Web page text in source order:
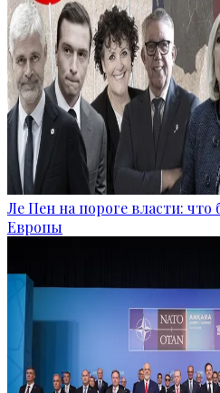
Ле Пен на пороге власти: что
Европы